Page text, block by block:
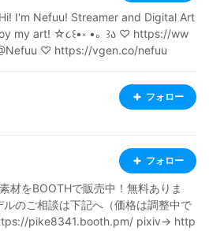
I'm Nefuu! Streamer and Digital Art
my art! ☆૮꒰•༝ •。꒱ა ♡ https://ww
♡ https://vgen.co/nefuu
フォロー
フォロー
材をBOOTHで販売中！無料ありま
のご相談は下記へ（価格は調整中で
pike8341.booth.pm/ pixiv→ http